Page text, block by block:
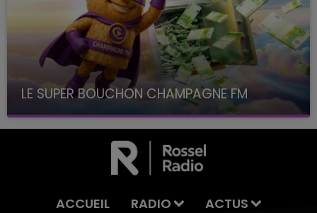
LE SUPER BOUCHON CHAMPAGNE FM
avec La Famille Champagne FM, à 8H10
ACCUEIL RADIO
ACTUS